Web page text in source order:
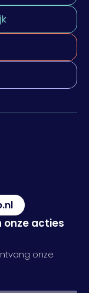
onze acties
onze